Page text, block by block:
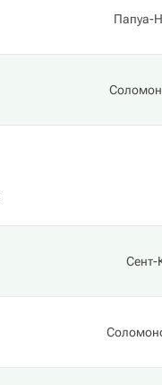
Папуа-
Сент-